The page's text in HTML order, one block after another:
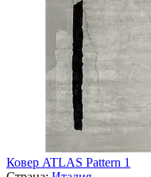
Ковер ATLAS Pattern 1